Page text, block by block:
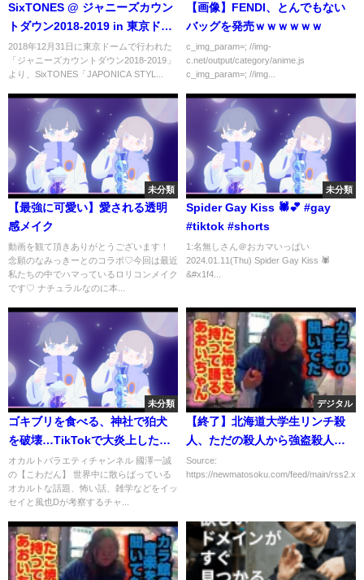
SixTONES @ ジャニーズカウン
トダウン2018-2019 in 東京ドー
ム | 「JAPONICA STYLE」
2018年12月31日に東京ドームで行われた
「ジャニーズカウントダウン2018-2019」
より、SixTONES「JAPONICA STYL...
【画像】FENDI、とんでもない
バッグを発売ｗｗｗｗｗｗ
c_img_param=; //img-
c.net/output/category/anime.js
c_img_param=; //img...
未分類
【最強に可愛い】愛される透明
感メイク
動画を観て頂きありがとうございます！
念願のなみっきーとのコラボ♡今回は最近
私たちの中でハマっているロリコンメイク
です♡ ナチュラルなのに本...
未分類
Spider Gay Kiss 🕷️💕 #gay
#tiktok #shorts
1:名無しさん＠おカマいっぱい
2024.01.11(Thu) Spider Gay Kiss 🕷️
&#x1f4...
未分類
ゴキブリを食べる、神社で狛犬
を破壊…TikTokで大炎上した人
たち。
オカルトバラエティチャンネル 國澤一誠
の【こわだん】 世界中に散らばっている
オカルトな話題、怖い話、雑学などをイッ
セイと風也Dが考察するチャ...
デジタル
【終了】北海道大学生リンチ殺
人、ただの殺人から強盗殺人ラ
ンクアップして無事死亡。
Source:
https://newmatosoku.com/feed/main/